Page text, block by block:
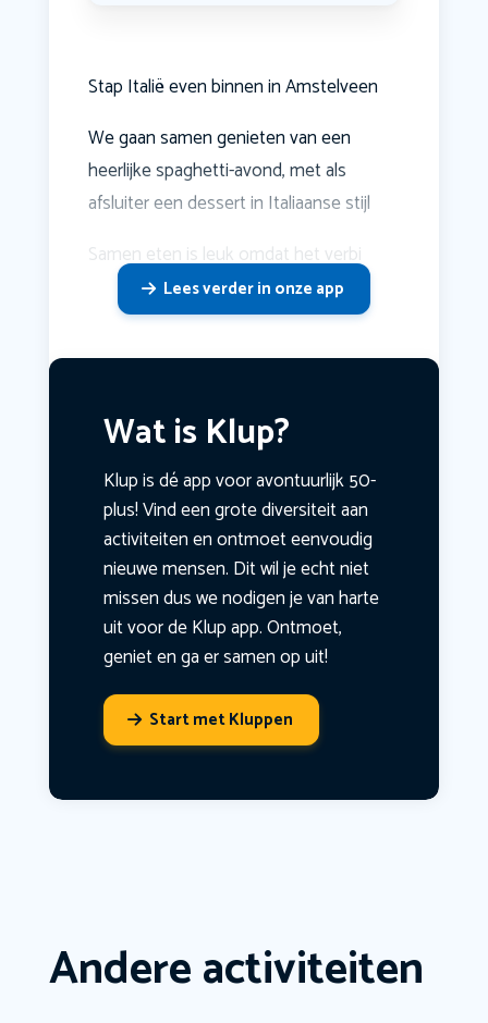
Stap Italië even binnen in Amstelveen
We gaan samen genieten van een
heerlijke spaghetti-avond, met als
afsluiter een dessert in Italiaanse stijl
Samen eten is leuk omdat het verbi
Lees verder in onze app
Wat is Klup?
Klup is dé app voor avontuurlijk 50-
plus! Vind een grote diversiteit aan
activiteiten en ontmoet eenvoudig
nieuwe mensen. Dit wil je echt niet
missen dus we nodigen je van harte
uit voor de Klup app. Ontmoet,
geniet en ga er samen op uit!
Start met Kluppen
Andere activiteiten